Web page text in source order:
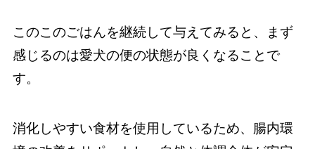
このこのごはんを継続して与えてみると、まず
感じるのは愛犬の便の状態が良くなることで
す。
消化しやすい食材を使用しているため、腸内環